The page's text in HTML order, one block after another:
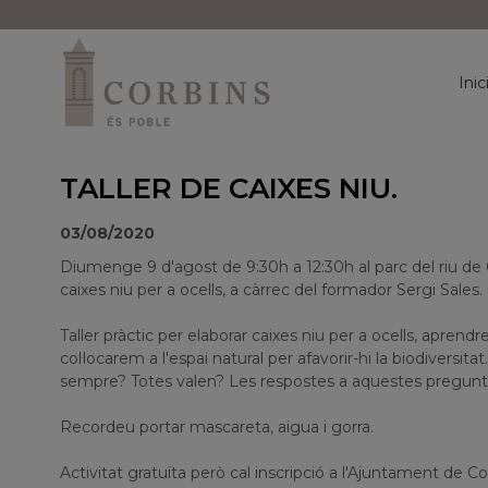
TALLER DE CAIXES NIU.
03/08/2020
Diumenge 9 d'agost de 9:30h a 12:30h al parc del riu
caixes niu per a ocells, a càrrec del formador Sergi Sales.
Taller pràctic per elaborar caixes niu per a ocells,
col·locarem a l'espai natural per afavorir-hi la
sempre? Totes valen? Les respostes a aquestes
Recordeu portar mascareta, aigua i gorra.
Activitat gratuïta però cal inscripció a l'Ajuntament de